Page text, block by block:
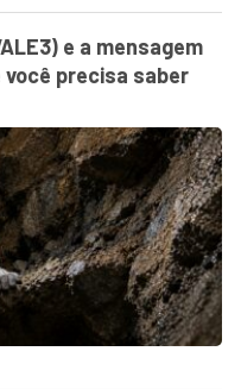
e a mensagem
você precisa saber